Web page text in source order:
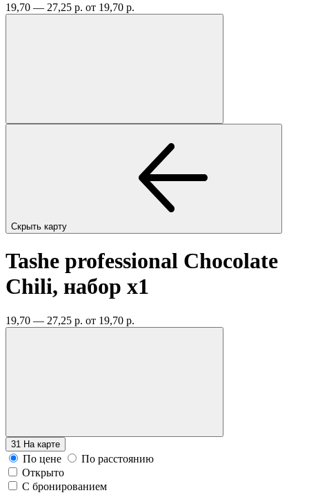
19,70 — 27,25 р. от 19,70 р.
Скрыть карту
Tashe professional Chocolate
Chili, набор x1
19,70 — 27,25 р. от 19,70 р.
31 На карте
По цене
По расстоянию
Открыто
С бронированием